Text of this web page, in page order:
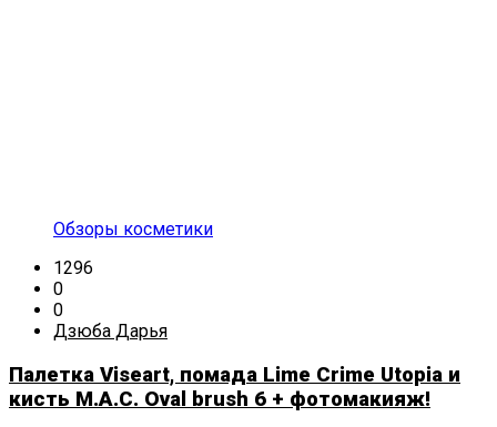
Обзоры косметики
1296
0
0
Дзюба Дарья
Палетка Viseart, помада Lime Crime Utopia и
кисть M.A.C. Oval brush 6 + фотомакияж!